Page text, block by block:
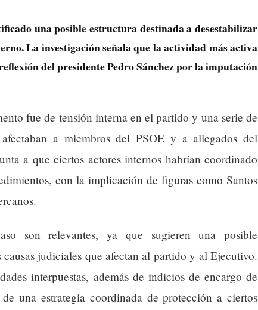
una posible estructura destinada a desestabilizar
La investigación señala que la actividad más activa
del presidente Pedro Sánchez por la imputación
fue de tensión interna en el partido y una serie de
a miembros del PSOE y a allegados del
a que ciertos actores internos habrían coordinado
con la implicación de figuras como Santos
son relevantes, ya que sugieren una posible
judiciales que afectan al partido y al Ejecutivo.
interpuestas, además de indicios de encargo de
una estrategia coordinada de protección a ciertos